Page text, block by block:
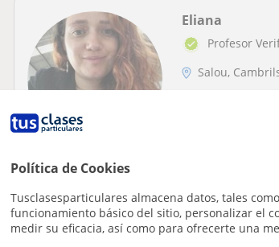
Política de Cookies
Tusclasesparticulares almacena datos, tales
funcionamiento básico del sitio, personalizar el
medir su eficacia, así como para ofrecerte una
Eliana
Profesor
Salou,
ESO:
Profesora
flexibilidad
Me apasiona la
estudio. Soy